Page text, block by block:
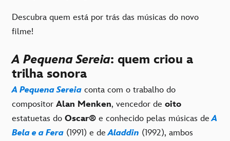
Descubra quem está por trás das músicas do novo
filme!
A Pequena Sereia: quem criou a
trilha sonora
A Pequena Sereia conta com o trabalho do
compositor Alan Menken, vencedor de oito
estatuetas do Oscar® e conhecido pelas músicas deA
Bela e a Fera (1991) e deAladdin (1992), ambos